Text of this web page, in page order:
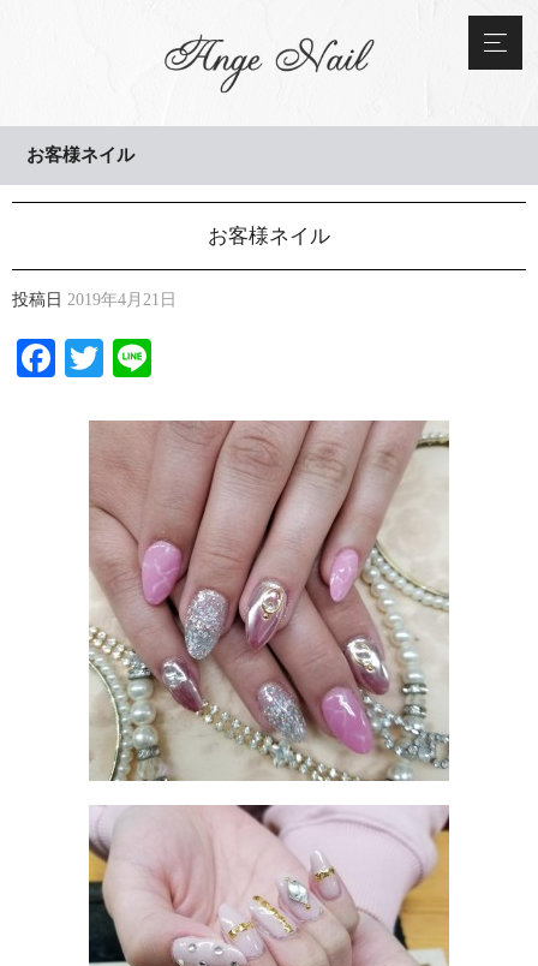
お客様ネイル
お客様ネイル
投稿日 2019年4月21日
Facebook
Twitter